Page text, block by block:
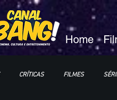
Home
CRÍTICAS FILMES